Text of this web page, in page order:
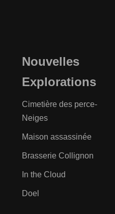
Nouvelles
Explorations
Cimetière des perce-
Neiges
Maison assassinée
Brasserie Collignon
In the Cloud
Doel